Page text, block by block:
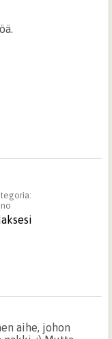
aihe, johon